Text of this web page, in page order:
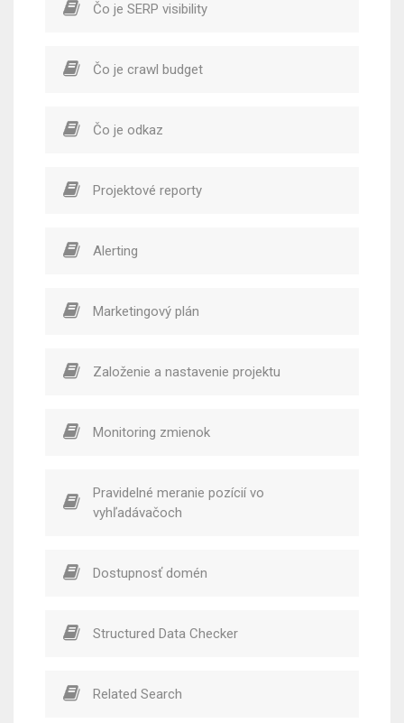
Čo je SERP visibility
Čo je crawl budget
Čo je odkaz
Projektové reporty
Alerting
Marketingový plán
Založenie a nastavenie projektu
Monitoring zmienok
Pravidelné meranie pozícií vo
vyhľadávačoch
Dostupnosť domén
Structured Data Checker
Related Search